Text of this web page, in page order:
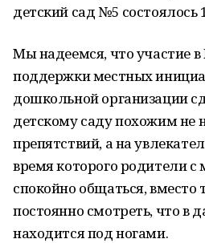
детский сад №5 состоялось
Мы надеемся, что участие
поддержки местных
дошкольной организации
детскому саду похожим не
препятствий, а на
время которого родители
спокойно общаться, вместо
постоянно смотреть, что в
находится под ногами.